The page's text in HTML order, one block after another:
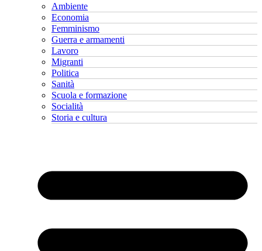
Ambiente
Economia
Femminismo
Guerra e armamenti
Lavoro
Migranti
Politica
Sanità
Scuola e formazione
Socialità
Storia e cultura